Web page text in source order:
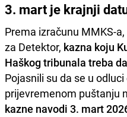
3. mart je krajnji
Prema izračunu MMKS-
za Detektor, kazna koju
Haškog tribunala treba
Pojasnili su da se u
prijevremenom puštanju
kazne navodi 3. mart